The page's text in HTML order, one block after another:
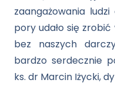
zaangażowania
pory udało się
bez naszych
bardzo serdecznie
ks. dr Marcin Iżycki,